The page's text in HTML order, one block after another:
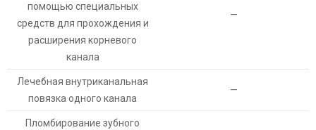
помощью специальных
средств для прохождения и
расширения корневого
канала
—
Лечебная внутриканальная
повязка одного канала
—
Пломбирование зубного